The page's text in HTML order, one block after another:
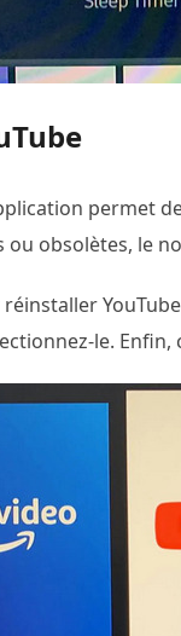
permet
ou obsolètes, le
le. Enfin,